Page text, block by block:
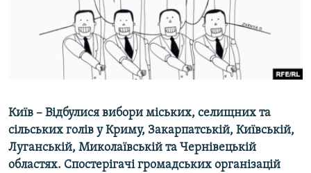
СПЕЦПРОЄКТИ
ПОДКАСТИ
УКР
КТАТ
Київ – Відбулися вибори міських, селищних та
сільських голів у Криму, Закарпатській, Київській,
Луганській, Миколаївській та Чернівецькій
областях. Спостерігачі громадських організацій